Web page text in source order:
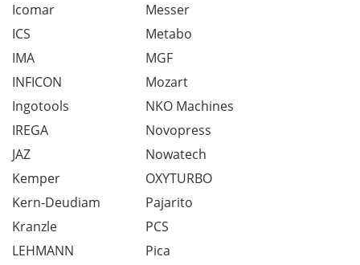
Icomar
ICS
IMA
INFICON
Ingotools
IREGA
JAZ
Kemper
Kern-Deudiam
Kranzle
LEHMANN
Messer
Metabo
MGF
Mozart
NKO Machines
Novopress
Nowatech
OXYTURBO
Pajarito
PCS
Pica